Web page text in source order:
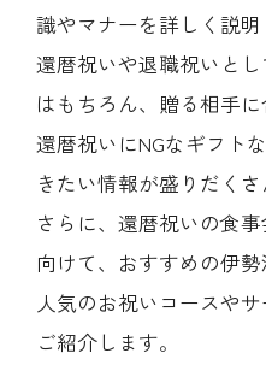
(中納言/鉄板
（中納言厨房）
識やマナーを詳しく説明
還暦祝いや退職祝いと
はもちろん、贈る相手
還暦祝いにNGなギフト
きたい情報が盛りだくさ
さらに、還暦祝いの食
向けて、おすすめの伊
人気のお祝いコースや
ご紹介します。